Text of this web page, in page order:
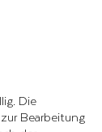
Die
Bearbeitung